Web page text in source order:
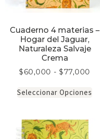
Cuaderno 4 materias –
Hogar del Jaguar,
Naturaleza Salvaje
Crema
$60,000 - $77,000
Seleccionar Opciones